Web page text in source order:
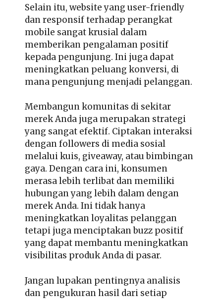
Selain itu, website yang user-friendly
dan responsif terhadap perangkat
mobile sangat krusial dalam
memberikan pengalaman positif
kepada pengunjung. Ini juga dapat
meningkatkan peluang konversi, di
mana pengunjung menjadi pelanggan.
Membangun komunitas di sekitar
merek Anda juga merupakan strategi
yang sangat efektif. Ciptakan interaksi
dengan followers di media sosial
melalui kuis, giveaway, atau bimbingan
gaya. Dengan cara ini, konsumen
merasa lebih terlibat dan memiliki
hubungan yang lebih dalam dengan
merek Anda. Ini tidak hanya
meningkatkan loyalitas pelanggan
tetapi juga menciptakan buzz positif
yang dapat membantu meningkatkan
visibilitas produk Anda di pasar.
Jangan lupakan pentingnya analisis
dan pengukuran hasil dari setiap